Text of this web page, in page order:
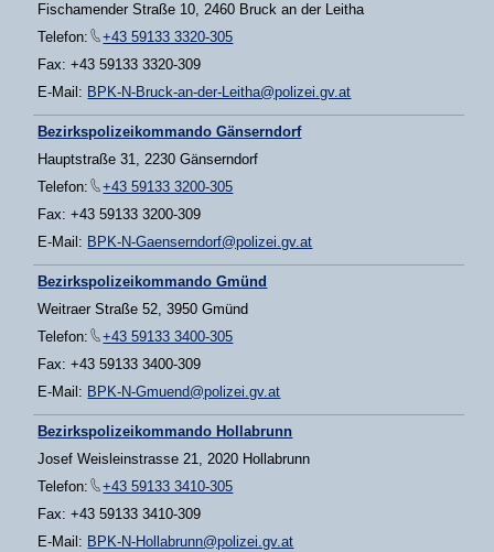
Fischamender Straße 10, 2460 Bruck an der Leitha
Telefon:
+43 59133 3320-305
Fax: +43 59133 3320-309
E-Mail: BPK-N-Bruck-an-der-Leitha@polizei.gv.at
Bezirkspolizeikommando Gänserndorf
Hauptstraße 31, 2230 Gänserndorf
Telefon:
+43 59133 3200-305
Fax: +43 59133 3200-309
E-Mail: BPK-N-Gaenserndorf@polizei.gv.at
Bezirkspolizeikommando Gmünd
Weitraer Straße 52, 3950 Gmünd
Telefon:
+43 59133 3400-305
Fax: +43 59133 3400-309
E-Mail: BPK-N-Gmuend@polizei.gv.at
Bezirkspolizeikommando Hollabrunn
Josef Weisleinstrasse 21, 2020 Hollabrunn
Telefon:
+43 59133 3410-305
Fax: +43 59133 3410-309
E-Mail: BPK-N-Hollabrunn@polizei.gv.at